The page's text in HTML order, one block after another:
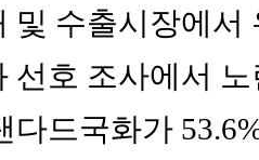
및 수출시장에
선호 조사에서
다드국화가